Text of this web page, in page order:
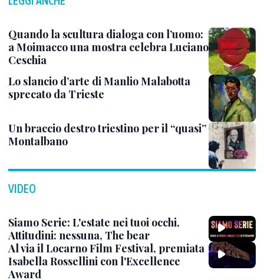
Quando la scultura dialoga con l’uomo:
a Moimacco una mostra celebra Luciano
Ceschia
Lo slancio d’arte di Manlio Malabotta
sprecato da Trieste
Un braccio destro triestino per il “quasi”
Montalbano
VIDEO
Siamo Serie: L'estate nei tuoi occhi,
Attitudini: nessuna, The bear
Al via il Locarno Film Festival, premiata
Isabella Rossellini con l'Excellence
Award